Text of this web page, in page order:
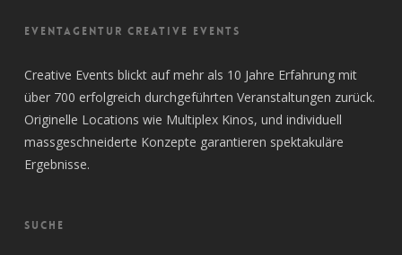
EVENTAGENTUR CREATIVE EVENTS
Creative Events blickt auf mehr als 10 Jahre Erfahrung mit
über 700 erfolgreich durchgeführten Veranstaltungen zurück.
Originelle Locations wie Multiplex Kinos, und individuell
massgeschneiderte Konzepte garantieren spektakuläre
Ergebnisse.
SUCHE